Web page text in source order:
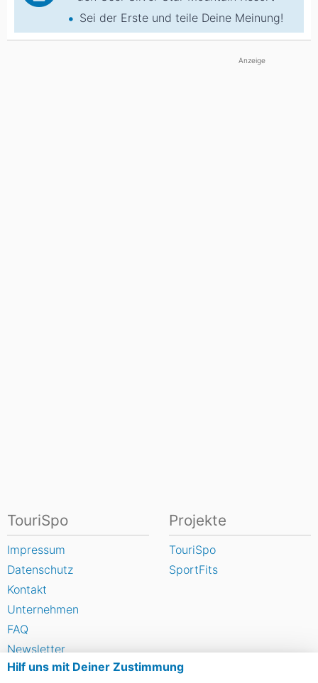
Sei der Erste und teile Deine Meinung!
Anzeige
Hilf uns mit Deiner Zustimmung
TouriSpo
Impressum
Datenschutz
Kontakt
Unternehmen
FAQ
Newsletter
Widget
Projekte
TouriSpo
SportFits